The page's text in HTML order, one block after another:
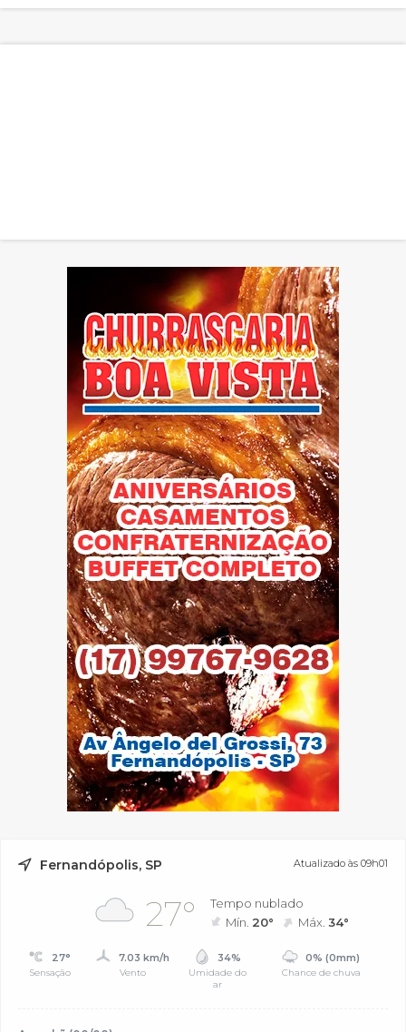
Fernandópolis, SP Atualizado às 09h01
27°
Tempo nublado
Mín. 20° Máx.34°
27°
Sensação
7.03 km/h
Vento
34%
Umidade do
ar
0% (0mm)
Chance de chuva